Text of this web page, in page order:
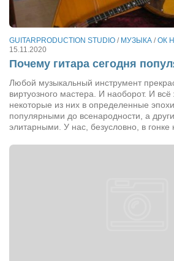
Тенториум -центр
«ЧАЙ — КАВА»
Магазины
«CYCLE GARAGE» —
GUITARPRODUCTION STUDIO / МУЗЫКА /ОК
15.11.2020
Почему гитара сегодня
Любой музыкальный инструмент
виртуозного мастера. И наоборот. И
некоторые из них в определенные
популярными до всенародности, а
элитарными. У нас, безусловно, в гонке